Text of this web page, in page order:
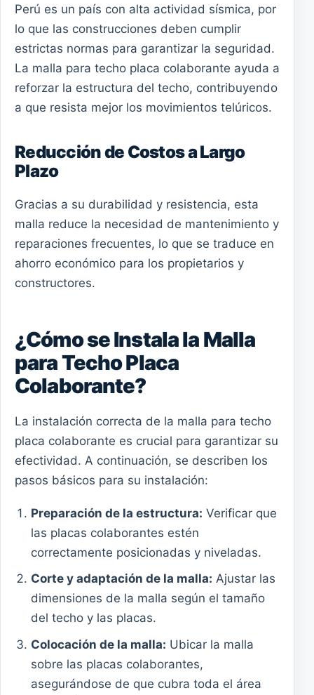
Perú es un país con alta actividad sísmica, por
lo que las construcciones deben cumplir
estrictas normas para garantizar la seguridad.
La malla para techo placa colaborante ayuda a
reforzar la estructura del techo, contribuyendo
a que resista mejor los movimientos telúricos.
Reducción de Costos a Largo
Plazo
Gracias a su durabilidad y resistencia, esta
malla reduce la necesidad de mantenimiento y
reparaciones frecuentes, lo que se traduce en
ahorro económico para los propietarios y
constructores.
¿Cómo se Instala la Malla
para Techo Placa
Colaborante?
La instalación correcta de la malla para techo
placa colaborante es crucial para garantizar su
efectividad. A continuación, se describen los
pasos básicos para su instalación:
Preparación de la estructura: Verificar que
las placas colaborantes estén
correctamente posicionadas y niveladas.
Corte y adaptación de la malla: Ajustar las
dimensiones de la malla según el tamaño
del techo y las placas.
Colocación de la malla: Ubicar la malla
sobre las placas colaborantes,
asegurándose de que cubra toda el área